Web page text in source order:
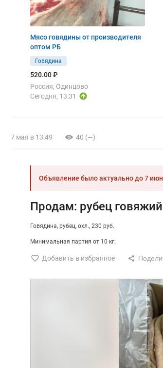
Мясо говядины от производителя
оптом РБ
Говядина
520.00 ₽
Россия, Одинцово
Сегодня, 13:31
7 мая в 13:49 40 (—)
Объявление было актуально до7
Продам: рубец
Говядина рубец охл. 230 руб.
Минимальная партия от 10 кг.
Добавить в избранное